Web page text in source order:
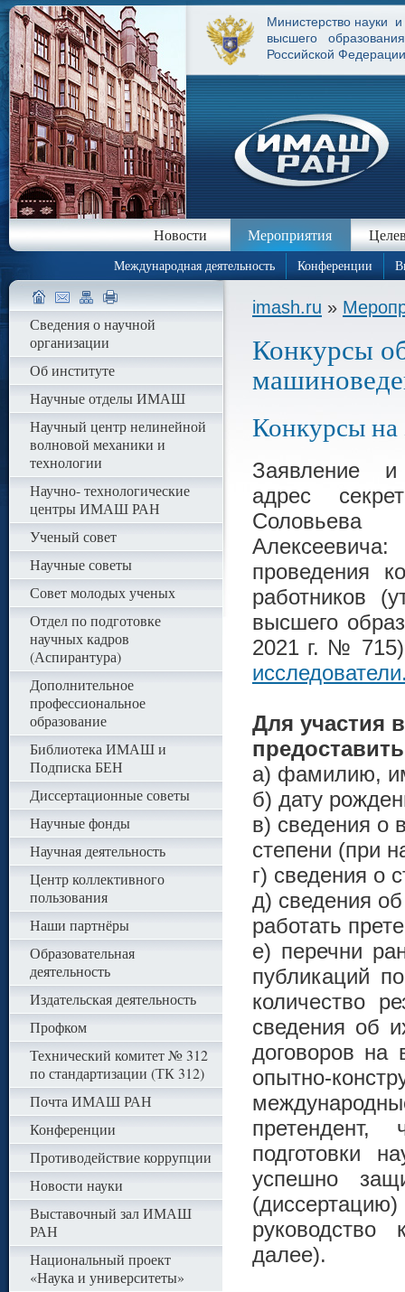
Министерство науки и
высшего образования
Российской Федерации
Новости Мероприятия
Международная деятельность Конференции
imash.ru »
Конкурсы
Конкурсы на
Заявление
адрес
проведения
работников
высшего
2021 г. №
Для участия
а) фамилию,
б) дату
в) сведения о
степени (при
г) сведения о
д) сведения
работать
е) перечни
публикаций
количество
сведения об
договоров на
опытно-
претендент,
подготовки
успешно
(диссертацию)
далее).
Сведения о научной
организации
Об институте
Научные отделы ИМАШ
Научный центр нелинейной
волновой механики и
технологии
Научно- технологические
центры ИМАШ РАН
Ученый совет
Научные советы
Совет молодых ученых
Отдел по подготовке
научных кадров
(Аспирантура)
Дополнительное
профессиональное
образование
Библиотека ИМАШ и
Подписка БЕН
Диссертационные советы
Научные фонды
Научная деятельность
Центр коллективного
пользования
Наши партнёры
Образовательная
деятельность
Издательская деятельность
Профком
Технический комитет № 312
по стандартизации (ТК 312)
Почта ИМАШ РАН
Конференции
Противодействие коррупции
Новости науки
Выставочный зал ИМАШ
РАН
Национальный проект
«Наука и университеты»